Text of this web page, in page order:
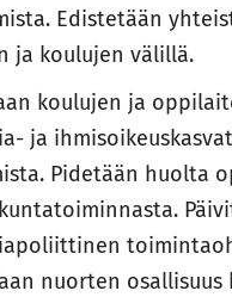
Edistetään
ja koulujen välillä.
koulujen ja
ja
Pidetään huolta
nuorten osallisuus